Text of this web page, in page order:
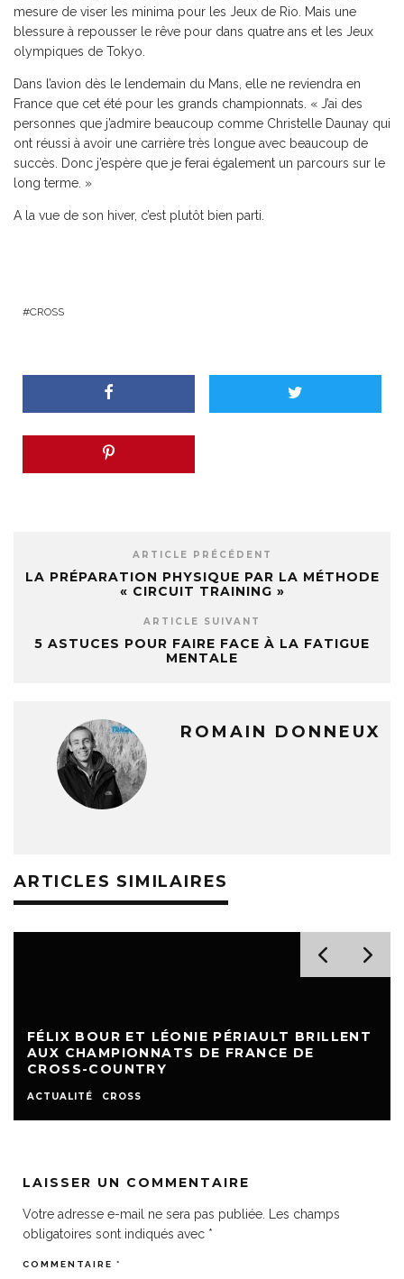
mesure de viser les minima pour les Jeux de Rio. Mais une
blessure à repousser le rêve pour dans quatre ans et les Jeux
olympiques de Tokyo.
Dans l’avion dès le lendemain du Mans, elle ne reviendra en
France que cet été pour les grands championnats. « J’ai des
personnes que j’admire beaucoup comme Christelle Daunay qui
ont réussi à avoir une carrière très longue avec beaucoup de
succès. Donc j’espère que je ferai également un parcours sur le
long terme. »
A la vue de son hiver, c’est plutôt bien parti.
CROSS
ARTICLE PRÉCÉDENT
LA PRÉPARATION PHYSIQUE PAR LA MÉTHODE
« CIRCUIT TRAINING »
ARTICLE SUIVANT
5 ASTUCES POUR FAIRE FACE À LA FATIGUE
MENTALE
ROMAIN DONNEUX
ARTICLES SIMILAIRES
FÉLIX BOUR ET LÉONIE PÉRIAULT BRILLENT
AUX CHAMPIONNATS DE FRANCE DE
CROSS-COUNTRY
ACTUALITÉ CROSS
LAISSER UN COMMENTAIRE
Votre adresse e-mail ne sera pas publiée.
Les champs
obligatoires sont indiqués avec *
COMMENTAIRE *